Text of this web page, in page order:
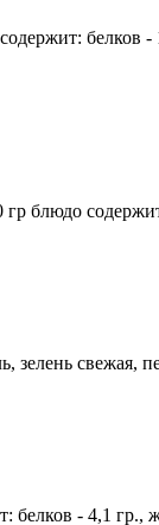
белков
блюдо
зелень
- 4,1 гр.,